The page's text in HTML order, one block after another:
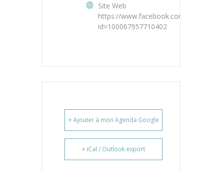
Site Web
https://www.facebook.com/
id=100067957710402
+ Ajouter à mon Agenda Google
+ iCal / Outlook export